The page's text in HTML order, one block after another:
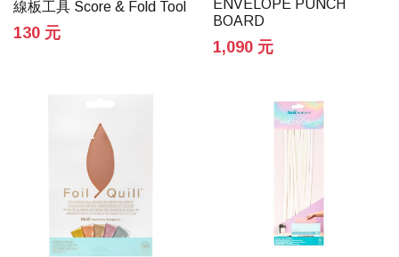
線板工具 Score & Fold Tool
130 元
ENVELOPE PUNCH
BOARD
1,090 元